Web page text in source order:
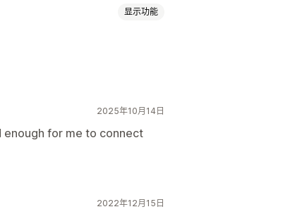
显示功能
折扣
2025年10月14日
for me to connect
2022年12月15日